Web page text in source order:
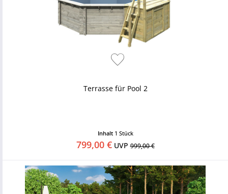
Terrasse für Pool 2
Inhalt 1 Stück
799,00 €UVP999,00 €